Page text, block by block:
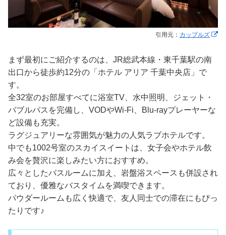
引用元： カップルズ
まず最初にご紹介するのは、JR総武本線・東千葉駅の南
出口から徒歩約12分の「ホテル アリア 千葉中央店」で
す。
全32室のお部屋すべてに浴室TV、水中照明、ジェット・
バブルバスを完備し、VODやWi-Fi、Blu-rayプレーヤーな
ど設備も充実。
ラグジュアリーな雰囲気が魅力の人気ラブホテルです。
中でも1002号室のスカイスイートは、女子会やホテル飲
み会を贅沢に楽しみたい方におすすめ。
広々としたバスルームに加え、岩盤浴スペースも併設され
ており、優雅なバスタイムを満喫できます。
パウダールームも広く快適で、友人同士での滞在にもぴっ
たりです♪